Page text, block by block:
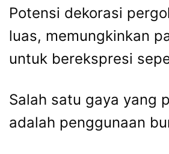
Potensi dekorasi
luas, memungkinkan
untuk berekspresi
Salah satu gaya yang
adalah penggunaan